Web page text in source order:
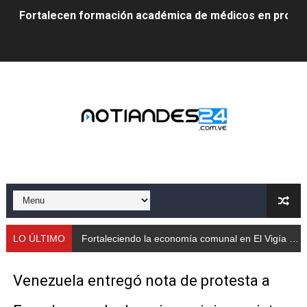
Fortalecen formación académica de médicos en
Fundecem inició con éxito el taller vacacional de
Iniciación al yoga reúne a diversos clubes deportivos
Mincomunas impulsa el autogobierno en Mérida con
Gobernación de Mérida realizó jornada socialista en
LO ÚLTIMO Fortaleciendo la economía comunal en El Vigía con microcréditos a emprendedores y produc
Venezuela entregó nota de protesta a